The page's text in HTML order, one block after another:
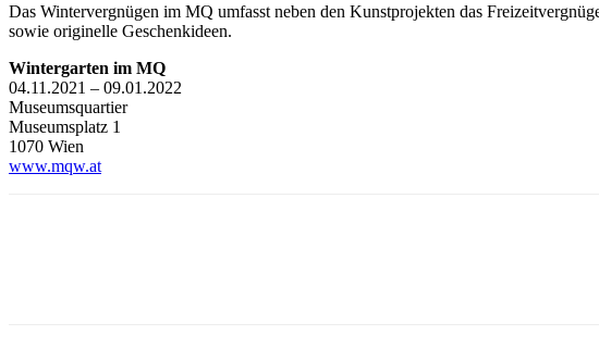
Das Wintervergnügen im MQ umfasst neben den Kunstprojekten das
sowie originelle Geschenkideen.
Wintergarten im MQ
04.11.2021 – 09.01.2022
Museumsquartier
Museumsplatz 1
1070 Wien
www.mqw.at